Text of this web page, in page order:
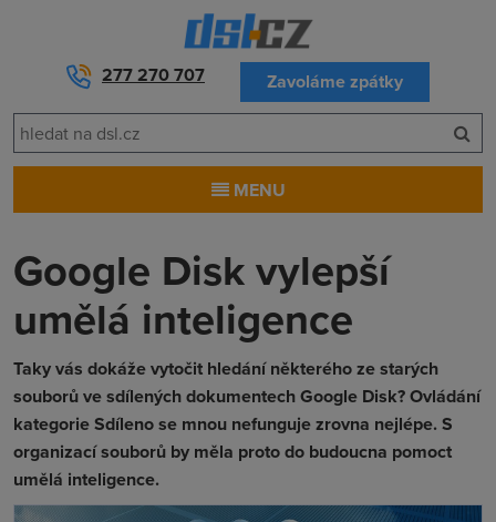
277 270 707 Zavoláme zpátky
MENU
Google Disk vylepší
umělá inteligence
Taky vás dokáže vytočit hledání některého ze starých
souborů ve sdílených dokumentech Google Disk? Ovládání
kategorie Sdíleno se mnou nefunguje zrovna nejlépe. S
organizací souborů by měla proto do budoucna pomoct
umělá inteligence.